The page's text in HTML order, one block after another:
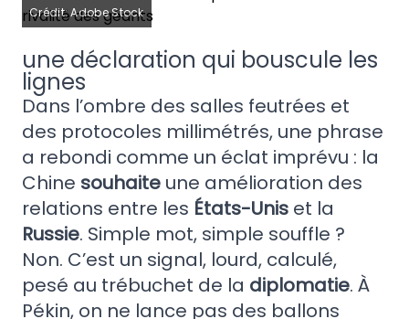
Crédit: Adobe Stock
une déclaration qui bouscule les
lignes
Dans l’ombre des salles feutrées et
des protocoles millimétrés, une phrase
a rebondi comme un éclat imprévu : la
Chine souhaite une amélioration des
relations entre les États-Unis et la
Russie. Simple mot, simple souffle ?
Non. C’est un signal, lourd, calculé,
pesé au trébuchet de la diplomatie. À
Pékin, on ne lance pas des ballons